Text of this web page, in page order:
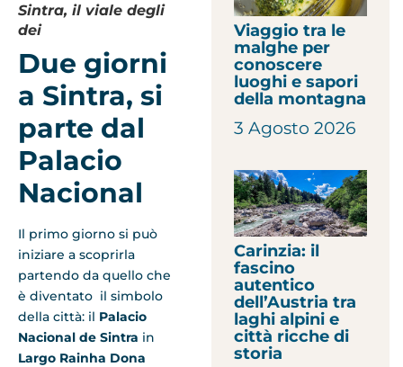
Sintra, il viale degli
dei
Due giorni
a Sintra, si
parte dal
Palacio
Nacional
Il primo giorno si può
iniziare a scoprirla
partendo da quello che
è diventato il simbolo
della città: il Palacio
Nacional de Sintra in
Largo Rainha Dona
Viaggio tra le
malghe per
conoscere
luoghi e sapori
della montagna
3 Agosto 2026
Carinzia: il
fascino
autentico
dell’Austria tra
laghi alpini e
città ricche di
storia